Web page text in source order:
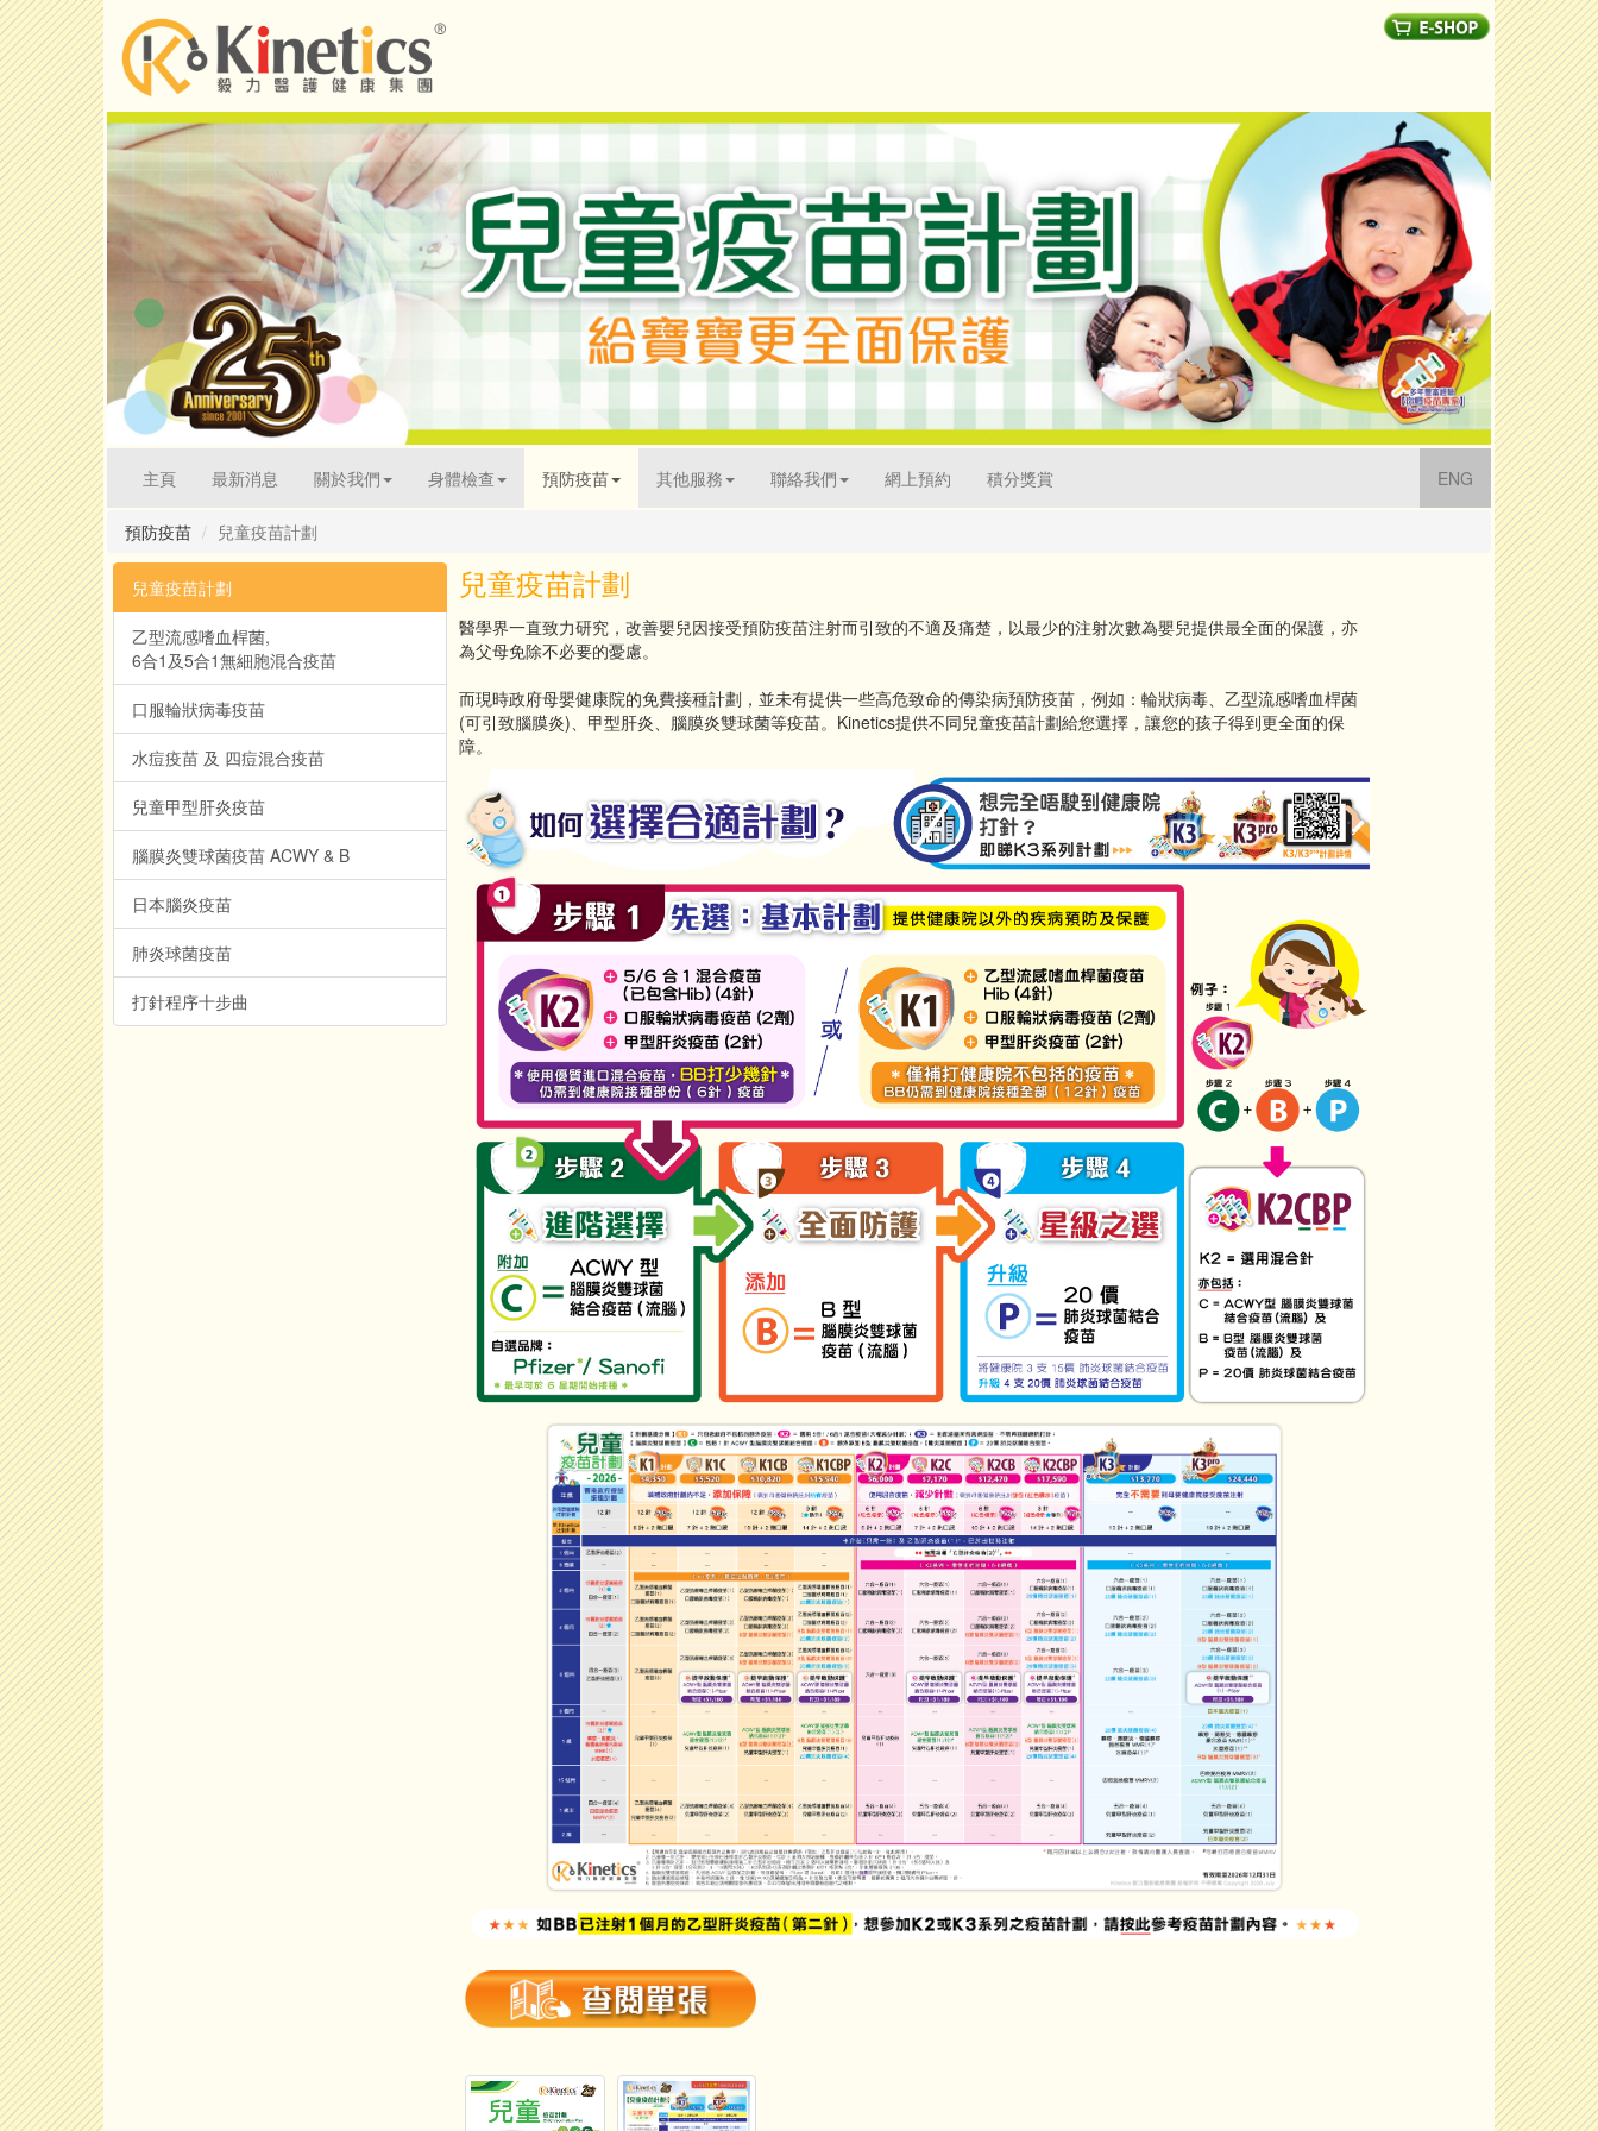
主頁(current)最新消息 關於我們 身體檢查 預防疫苗 其他服務 聯絡我們 網上預約 積分獎賞 ENG (current)
預防疫苗 兒童疫苗計劃
兒童疫苗計劃
乙型流感嗜血桿菌,
6合1及5合1無細胞混合疫苗
口服輪狀病毒疫苗
水痘疫苗 及 四痘混合疫苗
兒童甲型肝炎疫苗
腦膜炎雙球菌疫苗 ACWY & B
日本腦炎疫苗
肺炎球菌疫苗
打針程序十步曲
兒童疫苗計劃
醫學界一直致力研究，改善嬰兒因接受預防疫苗注射而引致的不適及痛楚，以最少的注射次數為嬰兒提供最全面的保護，亦
為父母免除不必要的憂慮。
而現時政府母嬰健康院的免費接種計劃，並未有提供一些高危致命的傳染病預防疫苗，例如：輪狀病毒、乙型流感嗜血桿菌
(可引致腦膜炎)、甲型肝炎、腦膜炎雙球菌等疫苗。Kinetics提供不同兒童疫苗計劃給您選擇，讓您的孩子得到更全面的保
障。